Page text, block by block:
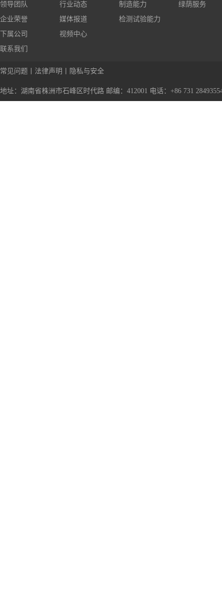
领导团队
企业荣誉
下属公司
联系我们
行业动态
媒体报道
视频中心
制造能力
检测试验能力
绿荫服务
常见问题 法律声明 隐私与安全
地址：湖南省株洲市石峰区时代路 邮编：412001 电话：+86 731